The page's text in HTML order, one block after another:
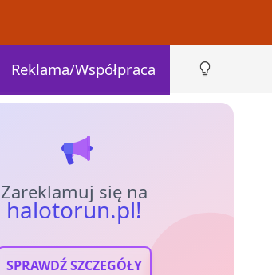
Reklama/Współpraca
Zareklamuj się na
halotorun.pl!
SPRAWDŹ SZCZEGÓŁY